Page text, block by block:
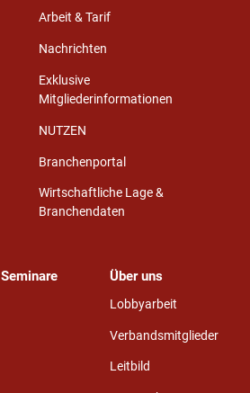
Arbeit & Tarif
Nachrichten
Exklusive
Mitgliederinformationen
NUTZEN
Branchenportal
Wirtschaftliche Lage &
Branchendaten
Seminare Über uns
Lobbyarbeit
Verbandsmitglieder
Leitbild